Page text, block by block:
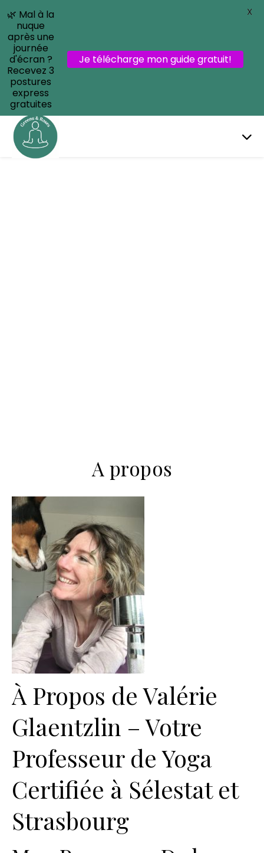
A propos
À Propos de Valérie
Glaentzlin – Votre
Professeur de Yoga
Certifiée à Sélestat et
Strasbourg
🌿 Mal à la
nuque
après une
journée
d'écran ?
Recevez 3
postures
express
gratuites
Je télécharge mon guide gratuit!
X